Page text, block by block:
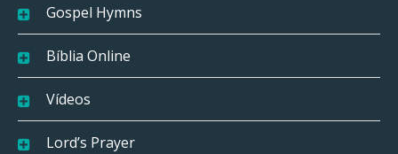
Gospel Hymns
Bíblia Online
Vídeos
Lord’s Prayer